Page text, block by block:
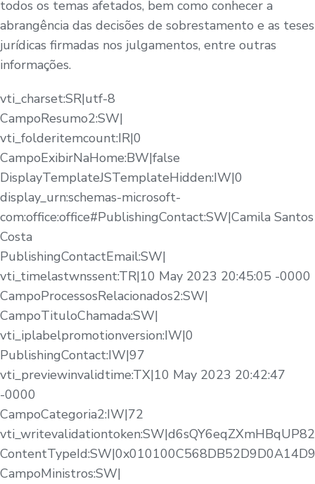
todos os temas afetados, bem como conhecer a
abrangência das decisões de sobrestamento e as teses
jurídicas firmadas nos julgamentos, entre outras
informações.
vti_charset:SR|utf-8
CampoResumo2:SW|
vti_folderitemcount:IR|0
CampoExibirNaHome:BW|false
DisplayTemplateJSTemplateHidden:IW|0
display_urn:schemas-microsoft-
com:office:office#PublishingContact:SW|Camila Santos
Costa
PublishingContactEmail:SW|
vti_timelastwnssent:TR|10 May 2023 20:45:05 -0000
CampoProcessosRelacionados2:SW|
CampoTituloChamada:SW|
vti_iplabelpromotionversion:IW|0
PublishingContact:IW|97
vti_previewinvalidtime:TX|10 May 2023 20:42:47
-0000
CampoCategoria2:IW|72
CampoMinistros:SW|